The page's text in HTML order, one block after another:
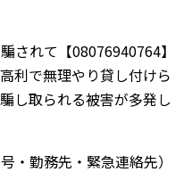
されて【08076940764】
利で無理やり貸し付けら
し取られる被害が多発し
・勤務先・緊急連絡先）